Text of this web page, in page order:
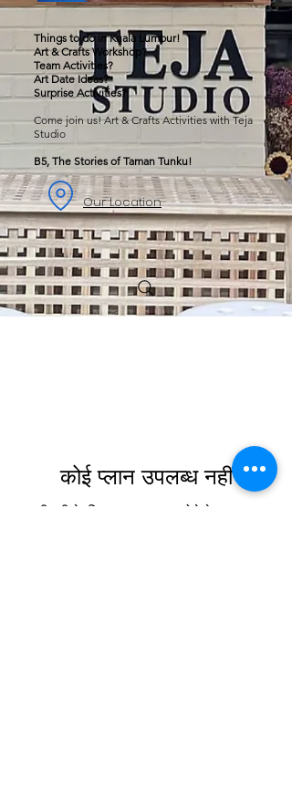
Things to do in Kuala Lumpur!
Art & Crafts Workshop?
Team Activities?
Art Date Ideas?
Surprise Activities?
Come join us! Art & Crafts Activities with Teja
Studio
B5, The Stories of Taman Tunku!
Our Location
कोई प्लान उपलब्ध नहीं